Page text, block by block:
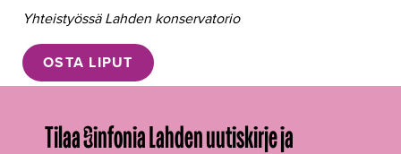
Yhteistyössä Lahden konservatorio
OSTA LIPUT
Tilaa Sinfonia Lahden uutiskirje ja